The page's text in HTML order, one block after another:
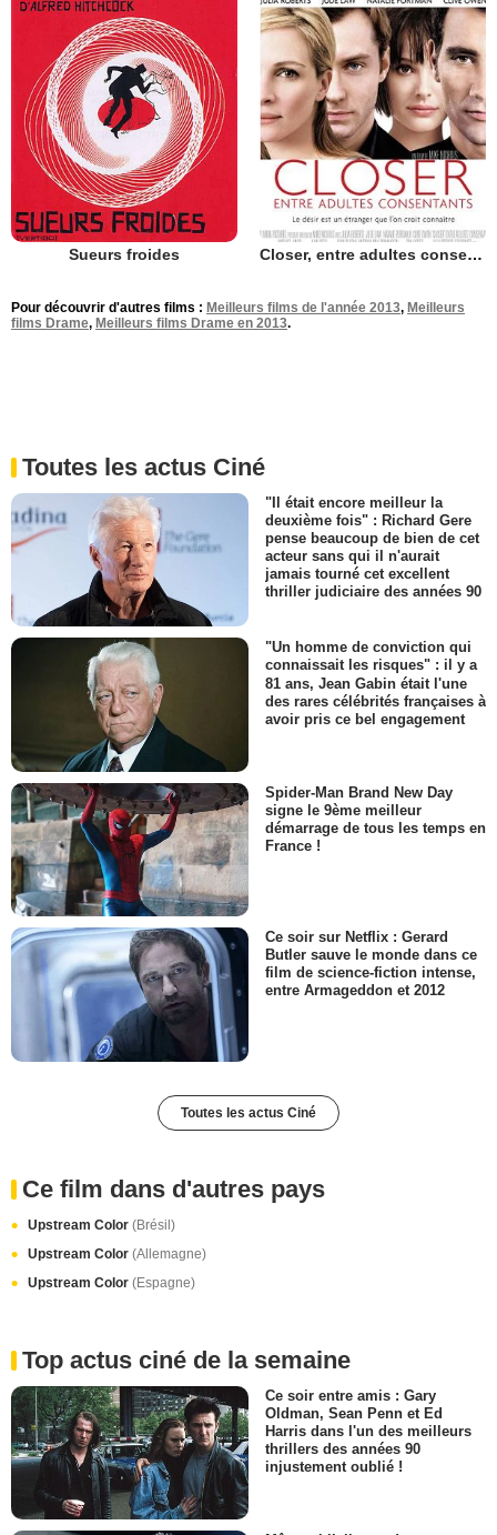
Sueurs froides Closer, entre adultes consentants
Pour découvrir d'autres films : Meilleurs films de l'année 2013, Meilleurs
films Drame, Meilleurs films Drame en 2013.
Toutes les actus Ciné
"Il était encore meilleur la
deuxième fois" : Richard Gere
pense beaucoup de bien de cet
acteur sans qui il n'aurait
jamais tourné cet excellent
thriller judiciaire des années 90
"Un homme de conviction qui
connaissait les risques" : il y a
81 ans, Jean Gabin était l'une
des rares célébrités françaises à
avoir pris ce bel engagement
Spider-Man Brand New Day
signe le 9ème meilleur
démarrage de tous les temps en
France !
Ce soir sur Netflix : Gerard
Butler sauve le monde dans ce
film de science-fiction intense,
entre Armageddon et 2012
Toutes les actus Ciné
Ce film dans d'autres pays
Upstream Color (Brésil)
Upstream Color (Allemagne)
Upstream Color (Espagne)
Top actus ciné de la semaine
Ce soir entre amis : Gary
Oldman, Sean Penn et Ed
Harris dans l'un des meilleurs
thrillers des années 90
injustement oublié !